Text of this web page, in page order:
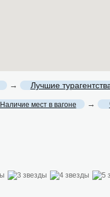
→ Лучшие
Наличие мест в вагоне →